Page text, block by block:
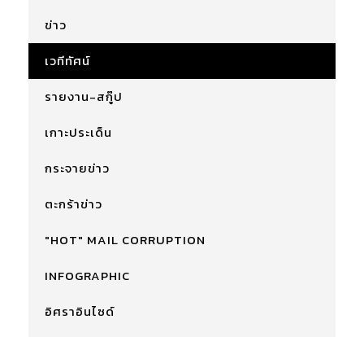
ข่าว
เวทีทัศน์
รายงาน-สกู๊ป
เกาะประเด็น
กระจายข่าว
ตะกร้าข่าว
"HOT" MAIL CORRUPTION
INFOGRAPHIC
อิศราอินไซด์